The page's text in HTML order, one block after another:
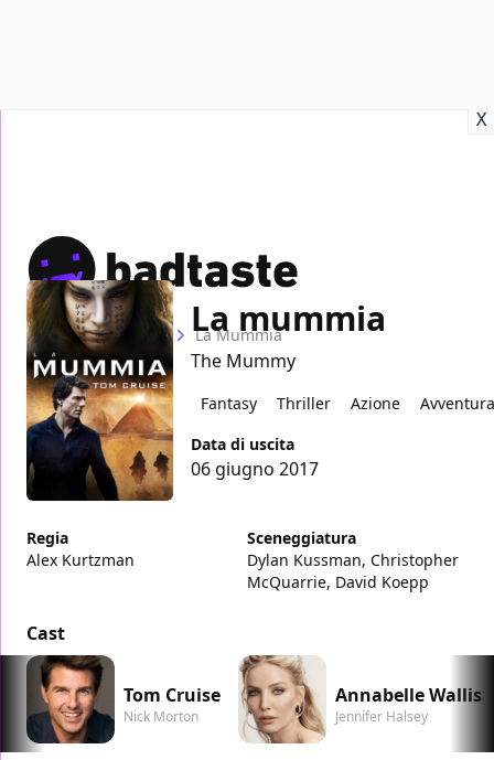
X
Home Film La Mummia
La mummia
The Mummy
Fantasy Thriller Azione
Data di uscita
06 giugno 2017
Regia
Alex Kurtzman
Sceneggiatura
Dylan Kussman, Christopher
McQuarrie, David Koepp
Cast
Tom Cruise
Nick Morton
Annabelle Wallis
Jennifer Halsey